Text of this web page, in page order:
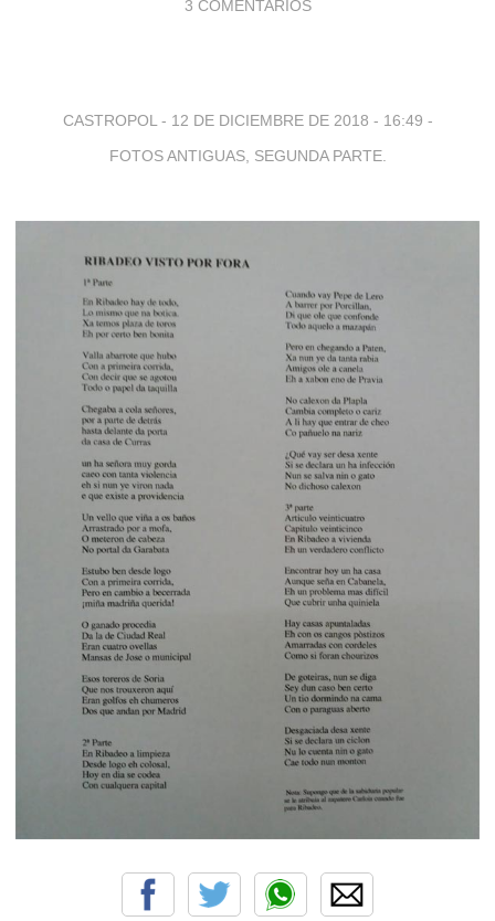
3 COMENTARIOS
CASTROPOL - 12 DE DICIEMBRE DE 2018 - 16:49 -
FOTOS ANTIGUAS, SEGUNDA PARTE.